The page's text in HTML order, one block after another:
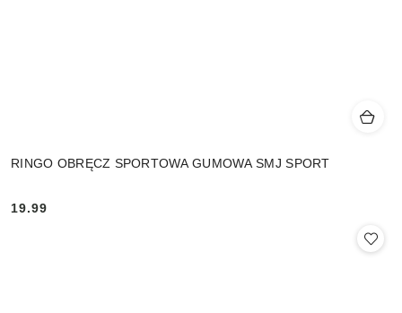
RINGO OBRĘCZ SPORTOWA GUMOWA SMJ SPORT
Cena:
19.99